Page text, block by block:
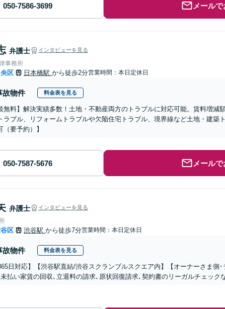
メール
弁護士 インタビューを見る
事務所
区 日本橋駅 から徒歩2分営業時間：本日定休日
故物件 料金表を見る
無料】解決実績多数！土地・不動産両方のトラブルに対応可能。賃料増減
ラブル、リフォームトラブルや欠陥住宅トラブル、境界線など土地・建築
（要予約）】
メール
弁護士 インタビューを見る
区 渋谷駅 から徒歩7分営業時間：本日定休日
故物件 料金表を見る
日対応】【渋谷駅直結/渋谷スクランブルスクエア内】【オーナーさま側
払い家賃の回収､立退料の請求､原状回復請求､契約書のリーガルチェック